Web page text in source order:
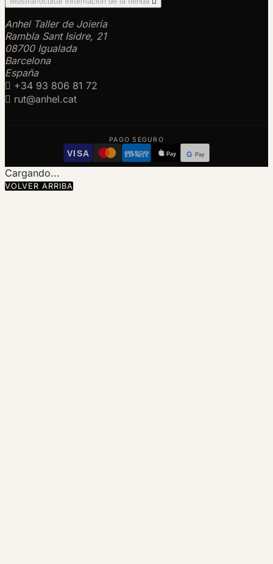
Anhel Taller de Joieria
Rambla Sant Isidre, 21
08700 Igualada
Barcelona
España
 +34 93 806 81 72
 rut@anhel.cat
PAGO SEGURO
VISA AMERICAN
EXPRESS Pay G Pay
Cargando...
VOLVER ARRIBA